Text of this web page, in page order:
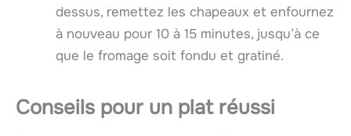
dessus, remettez les chapeaux et enfournez
à nouveau pour 10 à 15 minutes, jusqu’à ce
que le fromage soit fondu et gratiné.
Conseils pour un plat réussi